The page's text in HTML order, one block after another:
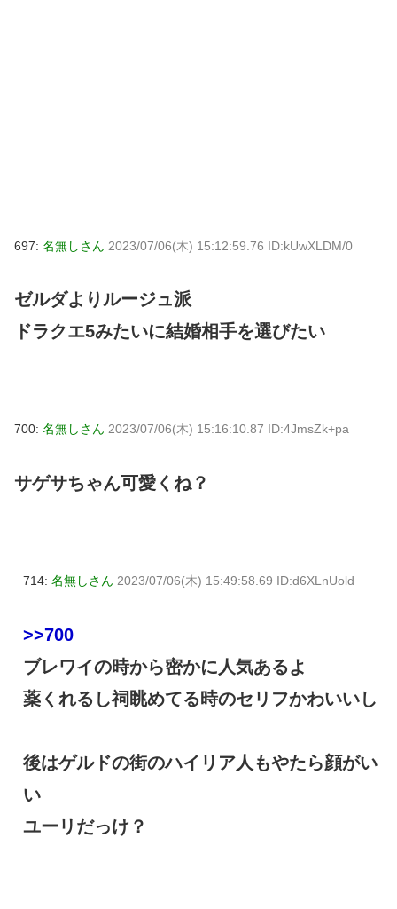
697: 名無しさん 2023/07/06(木) 15:12:59.76 ID:kUwXLDM/0
ゼルダよりルージュ派
ドラクエ5みたいに結婚相手を選びたい
700: 名無しさん 2023/07/06(木) 15:16:10.87 ID:4JmsZk+pa
サゲサちゃん可愛くね？
714: 名無しさん 2023/07/06(木) 15:49:58.69 ID:d6XLnUold
>>700
ブレワイの時から密かに人気あるよ
薬くれるし祠眺めてる時のセリフかわいいし
後はゲルドの街のハイリア人もやたら顔がい
い
ユーリだっけ？